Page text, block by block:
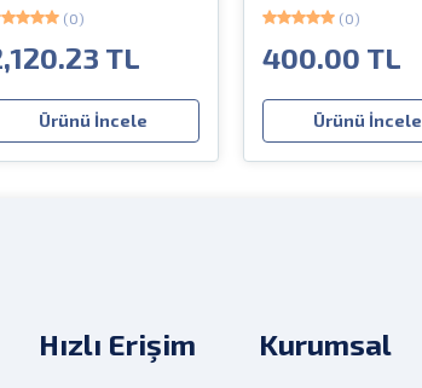
(0)
TL
Ürünü İncele
(0)
400.00 TL
Ürünü İncele
Hızlı Erişim Kurumsal